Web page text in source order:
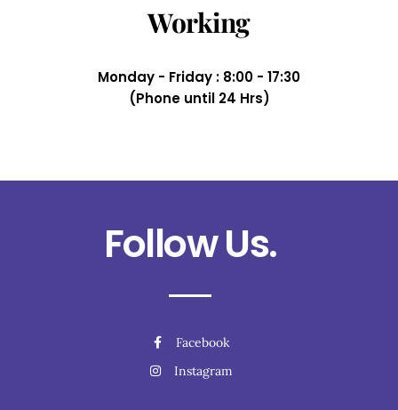
Working
Monday - Friday : 8:00 - 17:30
(Phone until 24 Hrs)
Follow Us.
Facebook
Instagram